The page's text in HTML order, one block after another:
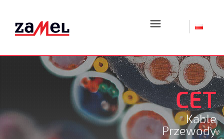
☰
CET
Kable
Przewody